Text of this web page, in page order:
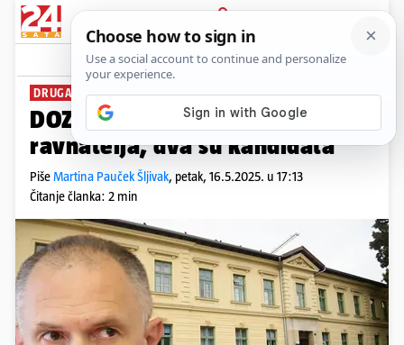
PRIJAVA
News Komentari
DRUGA NAJVEĆA BOLNICA
DOZNAJEMO Vinogradska bira
ravnatelja, dva su kandidata
PišeMartina Pauček Šljivak, petak, 16.5.2025. u 17:13
Čitanje članka: 2 min